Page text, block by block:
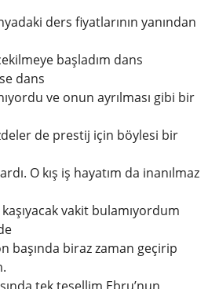
ders fiyatlarının yanından
başladım dans
dans
ve onun ayrılması gibi bir
de prestij için böylesi bir
O kış iş hayatım da inanılmaz
vakit bulamıyordum
başında biraz zaman geçirip